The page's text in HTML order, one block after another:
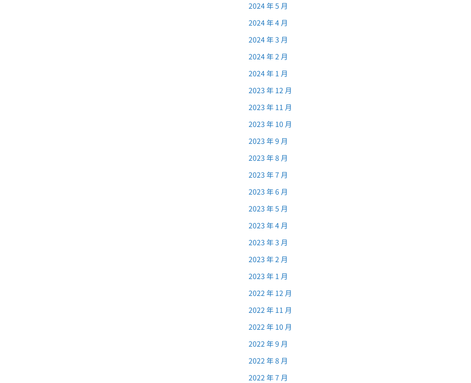
2024 年 5 月
2024 年 4 月
2024 年 3 月
2024 年 2 月
2024 年 1 月
2023 年 12 月
2023 年 11 月
2023 年 10 月
2023 年 9 月
2023 年 8 月
2023 年 7 月
2023 年 6 月
2023 年 5 月
2023 年 4 月
2023 年 3 月
2023 年 2 月
2023 年 1 月
2022 年 12 月
2022 年 11 月
2022 年 10 月
2022 年 9 月
2022 年 8 月
2022 年 7 月